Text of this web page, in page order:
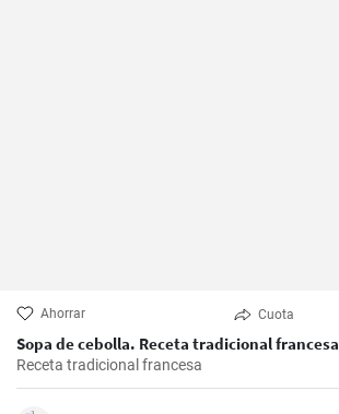
Ahorrar Cuota
Sopa de cebolla. Receta tradicional francesa
Receta tradicional francesa